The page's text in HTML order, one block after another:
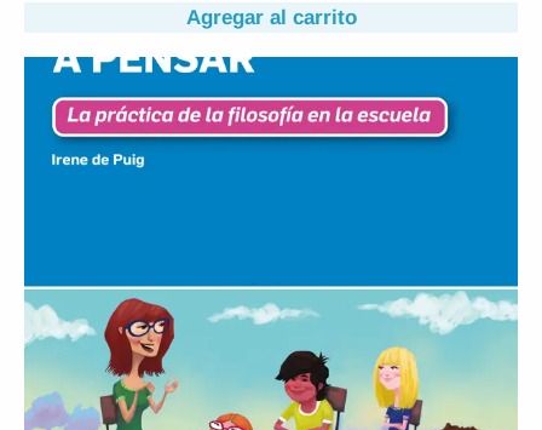
Agregar al carrito